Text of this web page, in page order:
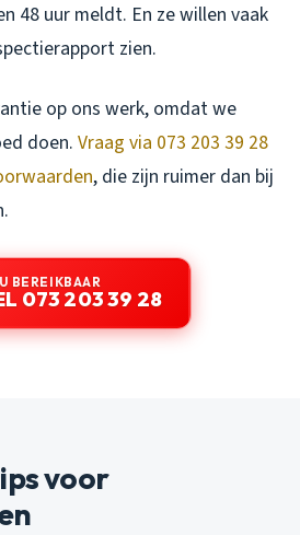
48 uur meldt. En ze willen vaak
zien.
op ons werk, omdat we
doen. Vraag via 073 203 39 28
, die zijn ruimer dan bij
BEREIKBAAR
073 203 39 28
voor